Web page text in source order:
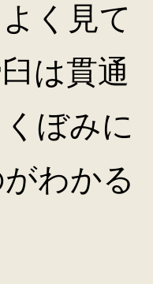
く見て
は貫通
ぼみに
わかる